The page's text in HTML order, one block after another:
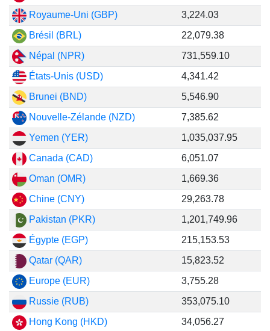
Royaume-Uni (GBP)
3,224.03
Brésil (BRL)
22,079.38
Népal (NPR)
731,559.10
États-Unis (USD)
4,341.42
Brunei (BND)
5,546.90
Nouvelle-Zélande (NZD)
7,385.62
Yemen (YER)
1,035,037.95
Canada (CAD)
6,051.07
Oman (OMR)
1,669.36
Chine (CNY)
29,263.78
Pakistan (PKR)
1,201,749.96
Égypte (EGP)
215,153.53
Qatar (QAR)
15,823.52
Europe (EUR)
3,755.28
Russie (RUB)
353,075.10
Hong Kong (HKD)
34,056.27